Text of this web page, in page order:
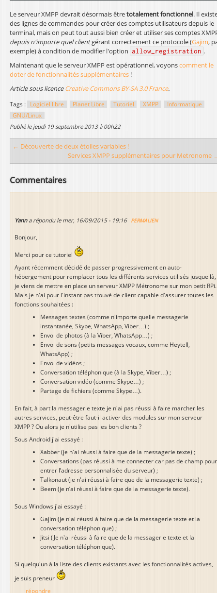
Le serveur XMPP devrait désormais êtretotalement fonctionnel. Il
des lignes de commandes pour créer des comptes utilisateurs depuis le
terminal, mais on peut tout aussi bien créer et utiliser ses comptes
depuis n'importe quel clientgérant correctement ce protocole (Gajim,
exemple) à condition de modifier l'option allow_registration .
Maintenant que le serveur XMPP est opérationnel, voyonscomment le
doter de fonctionnalités supplémentaires !
Article sous licenceCreative Commons BY-SA 3.0 France.
Tags : Logiciel libre Planet Libre Tutoriel XMPP
Informatique
GNU/Linux
publié le jeudi 19 septembre 2013 à 00h22
← Découverte de deux étoiles variables !
Services XMPP supplémentaires pour Metronome
Commentaires
Yanna répondu le mer, 16/09/2015 - 19:16 PERMALIEN
Bonjour,
Merci pour ce tutoriel
Ayant récemment décidé de passer progressivement en auto-
hébergement pour remplacer tous les différents services utilisés jusque là,
je viens de mettre en place un serveur XMPP Métronome sur mon petit RPi.
Mais je n'ai pour l'instant pas trouvé de client capable d'assurer toutes les
fonctions souhaitées :
Messages textes (comme n'importe quelle messagerie
instantanée, Skype, WhatsApp, Viber…) ;
Envoi de photos (à la Viber, WhatsApp…) ;
Envoi de sons (petits messages vocaux, comme Heytell,
WhatsApp) ;
Envoi de vidéos ;
Conversation téléphonique (à la Skype, Viber…) ;
Conversation vidéo (comme Skype…) ;
Partage de fichiers (comme Skype…).
En fait, à part la messagerie texte je n'ai pas réussi à faire marcher les
autres services, peut-être faut-il activer des modules sur mon serveur
XMPP ? Ou alors je n'utilise pas les bon clients ?
Sous Android j'ai essayé :
Xabber (je n'ai réussi à faire que de la messagerie texte) ;
Conversations (pas réussi à me connecter car pas de champ pour
entrer l’adresse personnalisée du serveur) ;
Talkonaut (je n'ai réussi à faire que de la messagerie texte) ;
Beem (je n’ai réussi à faire que de la messagerie texte).
Sous Windows j'ai essayé :
Gajim (je n'ai réussi à faire que de la messagerie texte et la
conversation téléphonique) ;
Jitsi (Je n'ai réussi à faire que de la messagerie texte et la
conversation téléphonique).
Si quelqu'un à la liste des clients existants avec les fonctionnalités actives,
je suis preneur
répondre